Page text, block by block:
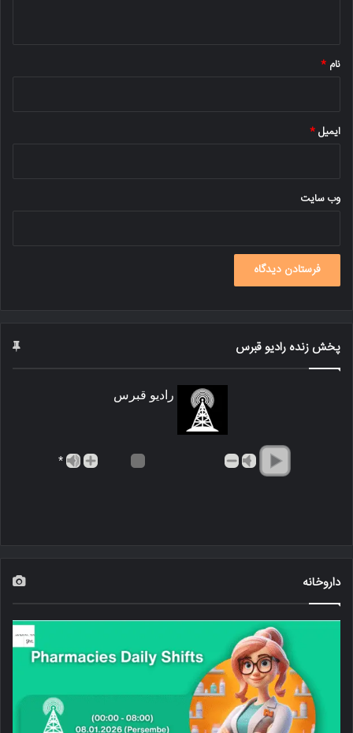
نام *
ایمیل*
وب‌ سایت
پخش زنده رادیو قبرس
رادیو قبرس
*
داروخانه